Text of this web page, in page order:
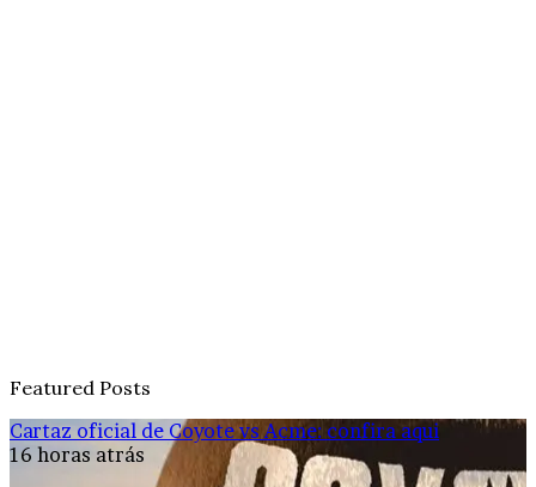
Featured Posts
Cartaz oficial de Coyote vs Acme: confira aqui
16 horas atrás